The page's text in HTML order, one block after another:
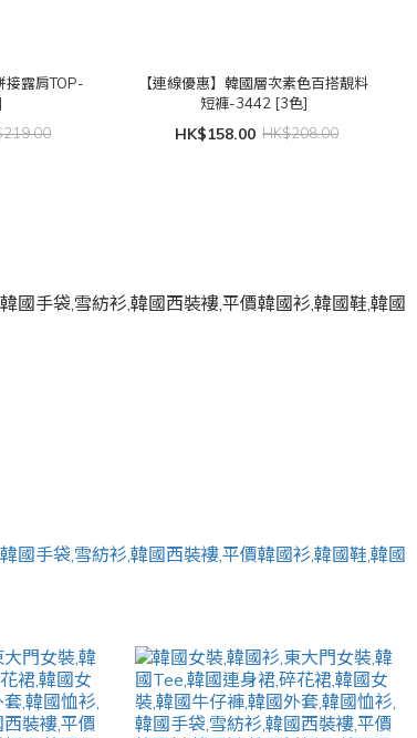
接露肩TOP-
【連線優惠】韓國層次素色百搭靚料
短褲-3442 [3色]
HK$158.00 HK$208.00